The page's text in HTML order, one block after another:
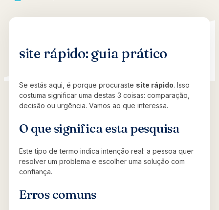
site rápido: guia prático
Se estás aqui, é porque procuraste site rápido. Isso
costuma significar uma destas 3 coisas: comparação,
decisão ou urgência. Vamos ao que interessa.
O que significa esta pesquisa
Este tipo de termo indica intenção real: a pessoa quer
resolver um problema e escolher uma solução com
confiança.
Erros comuns